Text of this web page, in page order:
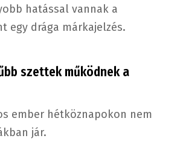
hatással vannak a
egy drága márkajelzés.
szettek működnek a
ember hétköznapokon nem
jár.